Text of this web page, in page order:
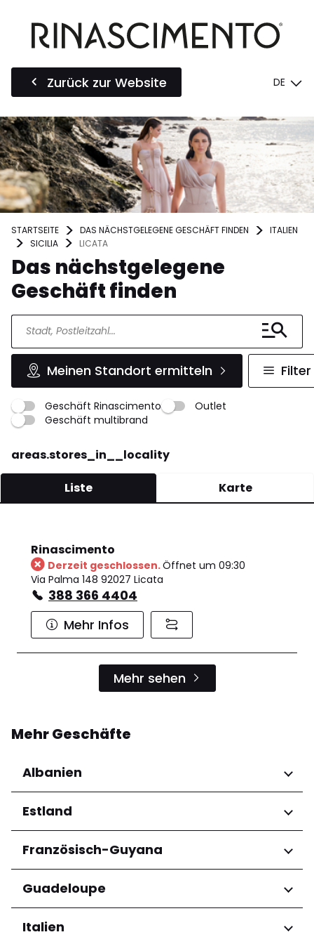
Zurück zur Website DE
STARTSEITE DAS NÄCHSTGELEGENE GESCHÄFT FINDEN
ITALIEN
SICILIA
LICATA
Das nächstgelegene
Geschäft finden
Meinen Standort ermitteln Filter
Geschäft Rinascimento
Outlet
Geschäft multibrand
areas.stores_in__locality
Liste Karte
Rinascimento
Derzeit geschlossen.Öffnet um 09:30
Via Palma 148 92027 Licata
388 366 4404
Mehr Infos
Mehr sehen
Mehr Geschäfte
Albanien
Regionen
Qarku i Tiranës
Estland
Regionen
Harju maakond
Tartu maakond
Französisch-Guyana
Regionen
Arrondissement de Cayenne
Guadeloupe
Regionen
Italien